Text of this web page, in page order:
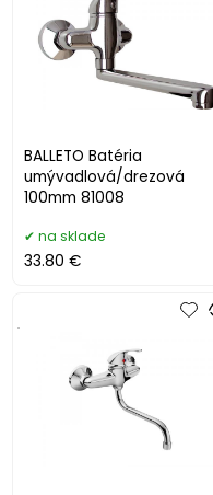
BALLETO Batéria
umývadlová/drezová
100mm 81008
na sklade
33.80 €
.